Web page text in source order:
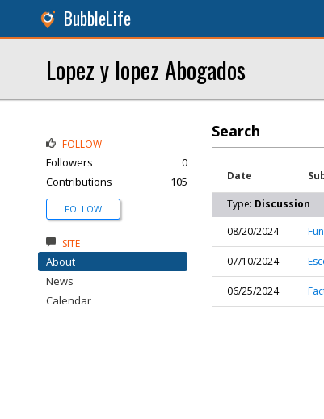
BubbleLife
Lopez y lopez Abogados
Search
Date
Type: Discussion
08/20/2024
07/10/2024
06/25/2024
FOLLOW
Followers
0
Contributions
105
FOLLOW
SITE
About
News
Calendar